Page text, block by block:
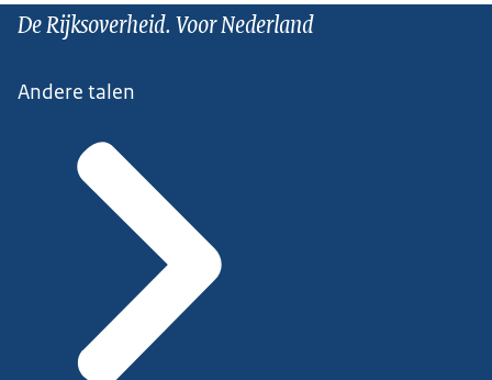
De Rijksoverheid. Voor Nederland
Andere talen